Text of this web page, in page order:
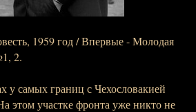
1959 год / Впервые - Молодая
2.
у самых границ с Чехословакией
этом участке фронта уже никто не